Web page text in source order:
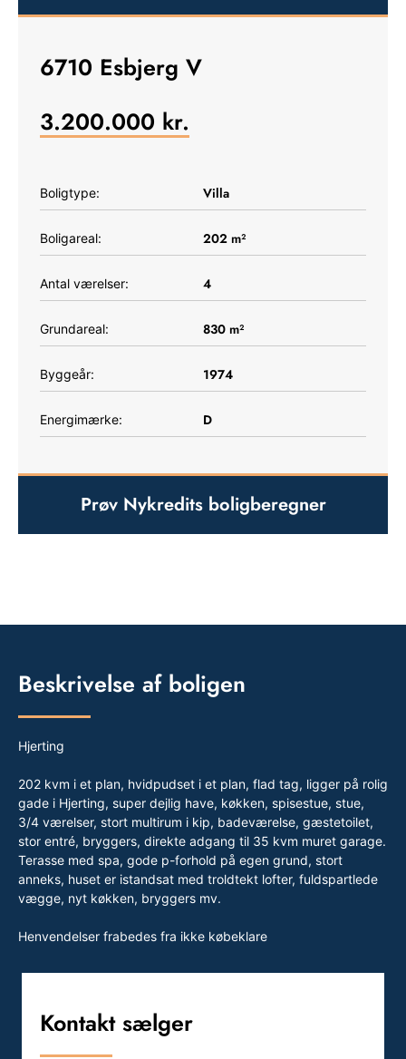
6710 Esbjerg V
3.200.000 kr.
Boligtype: Villa
Boligareal: 202 m²
Antal værelser: 4
Grundareal: 830 m²
Byggeår: 1974
Energimærke: D
Prøv Nykredits boligberegner
Beskrivelse af boligen
Hjerting
202 kvm i et plan, hvidpudset i et plan, flad tag, ligger på rolig
gade i Hjerting, super dejlig have, køkken, spisestue, stue,
3/4 værelser, stort multirum i kip, badeværelse, gæstetoilet,
stor entré, bryggers, direkte adgang til 35 kvm muret garage.
Terasse med spa, gode p-forhold på egen grund, stort
anneks, huset er istandsat med troldtekt lofter, fuldspartlede
vægge, nyt køkken, bryggers mv.
Henvendelser frabedes fra ikke købeklare
Kontakt sælger